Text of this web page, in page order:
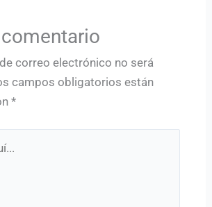
correo electrónico no será
campos obligatorios están
*